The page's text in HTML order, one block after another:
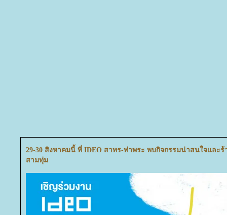
29-30 สิงหาคมนี้ ที่ IDEO สาทร-ท่าพระ พบกิจกรรมน่าสนใจและ
สามทุ่ม